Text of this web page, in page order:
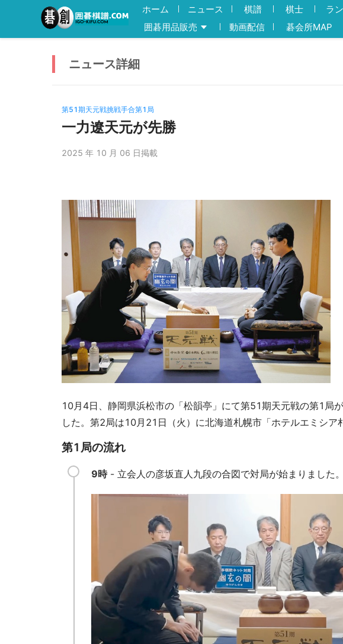
ホーム ニュース 棋譜 棋士 ラ
囲碁用品販売
動画配信 碁会所MAP
ニュース詳細
第51期天元戦挑戦手合第1局
一力遼天元が先勝
2025 年 10 月 06 日掲載
10月4日、静岡県浜松市の「松韻亭」にて第51期天元戦の第1局
した。第2局は10月21日（火）に北海道札幌市「ホテルエミシア
第1局の流れ
9時- 立会人の彦坂直人九段の合図で対局が始まりました。